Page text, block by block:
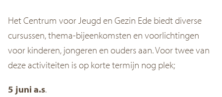
Het Centrum voor Jeugd en Gezin Ede biedt diverse
cursussen, thema-bijeenkomsten en voorlichtingen
voor kinderen, jongeren en ouders aan.Voor twee van
deze activiteiten is op korte termijn nog plek;
5 juni a.s.